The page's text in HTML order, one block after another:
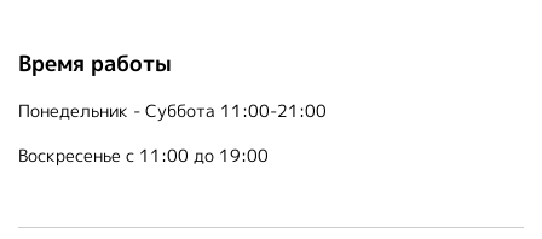
Время работы
Понедельник - Суббота 11:00-21:00
Воскресенье с 11:00 до 19:00